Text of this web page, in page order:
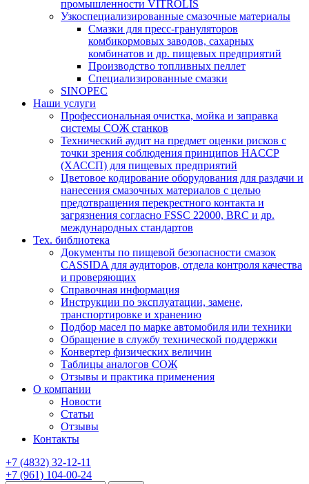
промышленности VITROLIS
Узкоспециализированные смазочные материалы
Смазки для пресс-грануляторов
комбикормовых заводов, сахарных
комбинатов и др. пищевых предприятий
Производство топливных пеллет
Специализированные смазки
SINOPEC
Наши услуги
Профессиональная очистка, мойка и заправка
системы СОЖ станков
Технический аудит на предмет оценки рисков с
точки зрения соблюдения принципов HACCP
(ХАССП) для пищевых предприятий
Цветовое кодирование оборудования для раздачи и
нанесения смазочных материалов с целью
предотвращения перекрестного контакта и
загрязнения согласно FSSC 22000, BRC и др.
международных стандартов
Тех. библиотека
Документы по пищевой безопасности смазок
CASSIDA для аудиторов, отдела контроля качества
и проверяющих
Справочная информация
Инструкции по эксплуатации, замене,
транспортировке и хранению
Подбор масел по марке автомобиля или техники
Обращение в службу технической поддержки
Конвертер физических величин
Таблицы аналогов СОЖ
Отзывы и практика применения
О компании
Новости
Статьи
Отзывы
Контакты
+7 (4832) 32-12-11
+7 (961) 104-00-24